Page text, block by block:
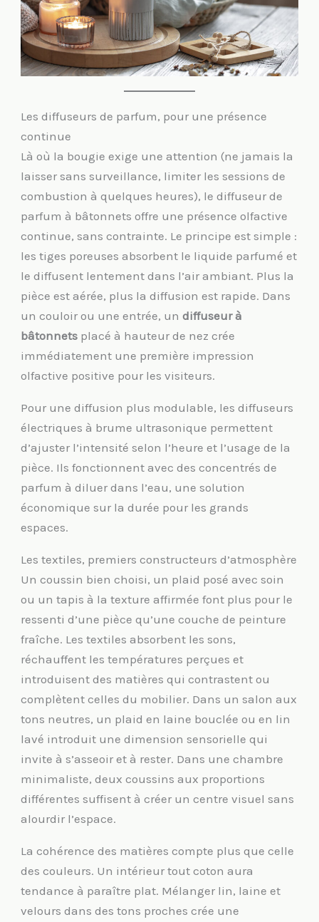
Les diffuseurs de parfum, pour une présence
continue
Là où la bougie exige une attention (ne jamais la
laisser sans surveillance, limiter les sessions de
combustion à quelques heures), le diffuseur de
parfum à bâtonnets offre une présence olfactive
continue, sans contrainte. Le principe est simple :
les tiges poreuses absorbent le liquide parfumé et
le diffusent lentement dans l’air ambiant. Plus la
pièce est aérée, plus la diffusion est rapide. Dans
un couloir ou une entrée, undiffuseur à
bâtonnets placé à hauteur de nez crée
immédiatement une première impression
olfactive positive pour les visiteurs.
Pour une diffusion plus modulable, les diffuseurs
électriques à brume ultrasonique permettent
d’ajuster l’intensité selon l’heure et l’usage de la
pièce. Ils fonctionnent avec des concentrés de
parfum à diluer dans l’eau, une solution
économique sur la durée pour les grands
espaces.
Les textiles, premiers constructeurs d’atmosphère
Un coussin bien choisi, un plaid posé avec soin
ou un tapis à la texture affirmée font plus pour le
ressenti d’une pièce qu’une couche de peinture
fraîche. Les textiles absorbent les sons,
réchauffent les températures perçues et
introduisent des matières qui contrastent ou
complètent celles du mobilier. Dans un salon aux
tons neutres, un plaid en laine bouclée ou en lin
lavé introduit une dimension sensorielle qui
invite à s’asseoir et à rester. Dans une chambre
minimaliste, deux coussins aux proportions
différentes suffisent à créer un centre visuel sans
alourdir l’espace.
La cohérence des matières compte plus que celle
des couleurs. Un intérieur tout coton aura
tendance à paraître plat. Mélanger lin, laine et
velours dans des tons proches crée une